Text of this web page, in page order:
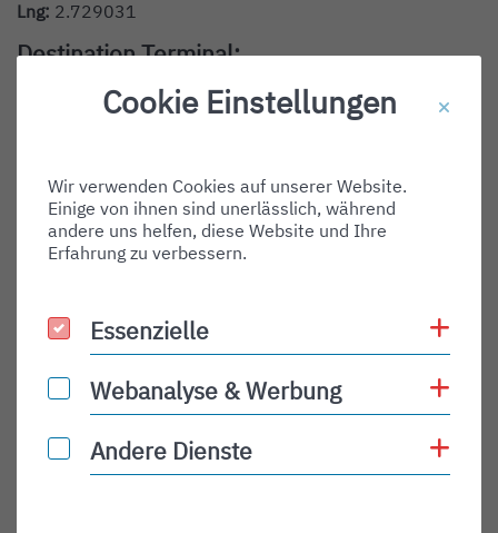
Lng: 2.729031
Destination Terminal:
Destination Gate:
Shortname:
Type:
departure
PLN
Status Description:
Checkin:
Codeshare:
Cookie Einstellungen
Wir verwenden Cookies auf unserer Website.
Einige von ihnen sind unerlässlich, während
andere uns helfen, diese Website und Ihre
Erfahrung zu verbessern.
Essenzielle
Essenzielle
Webanalyse & Werbung
Webanalyse & Werbung
Andere Dienste
Andere Dienste